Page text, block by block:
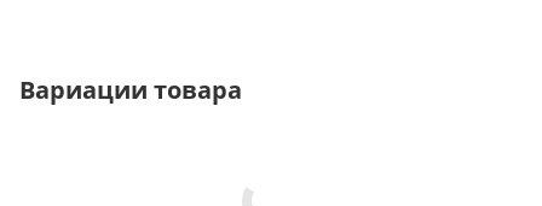
Вариации товара